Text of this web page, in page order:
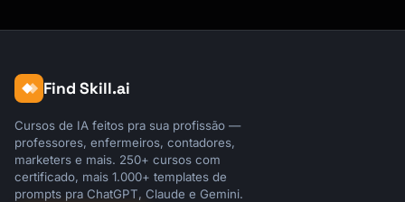
1. Identify seed keyword
SEMrush)
3. Check search intent (informational,
4. Analyze competition
5. Choose long-tail opportunities
## Content Repurposing
Find Skill.ai
Cursos de IA feitos pra sua profissão —
professores, enfermeiros, contadores,
marketers e mais. 250+ cursos com
certificado, mais 1.000+ templates de
prompts pra ChatGPT, Claude e Gemini.